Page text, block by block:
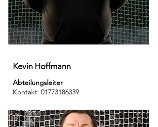
Kevin Hoffmann
Abteilungsleiter
Kontakt: 01773186339